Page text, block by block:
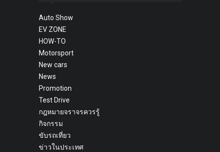
Auto Show
EV ZONE
HOW-TO
Motorsport
New cars
News
Promotion
Test Drive
กฎหมายจราจรควรรู้
กิจกรรม
ขับรถเที่ยว
ข่าวในประเทศ